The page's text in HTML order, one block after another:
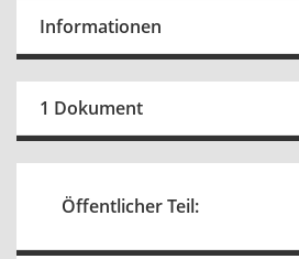
Informationen
1 Dokument
Öffentlicher Teil: